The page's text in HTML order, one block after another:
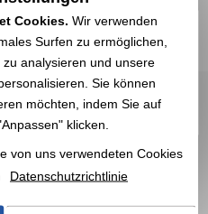
Ab3,81 €exkl. MwSt.
Ohne Markierung
Auf Lager: 1 989 Artikel
EXPRESS-ZITAT
Cookies. Wir verwenden
Surfen zu ermöglichen,
analysieren und unsere
Sie können
möchten, indem Sie auf
klicken.
von uns verwendeten Cookies
Datenschutzrichtlinie